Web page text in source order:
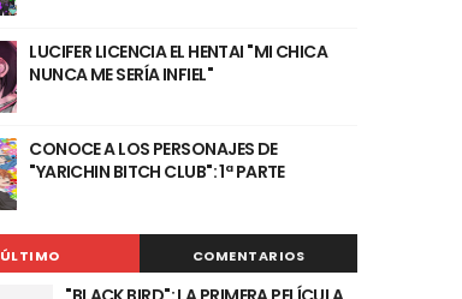
LUCIFER LICENCIA EL HENTAI "MI CHICA
NUNCA ME SERÍA INFIEL"
CONOCE A LOS PERSONAJES DE
"YARICHIN BITCH CLUB": 1ª PARTE
ÚLTIMO COMENTARIOS